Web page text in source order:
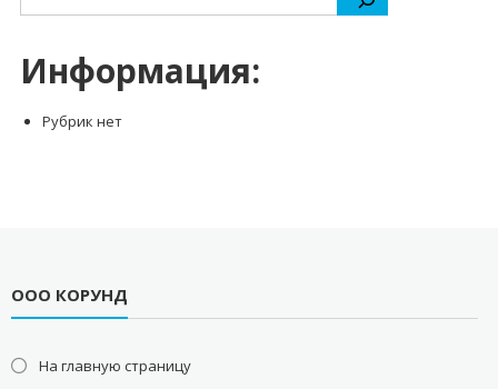
Информация:
Рубрик нет
ООО КОРУНД
На главную страницу